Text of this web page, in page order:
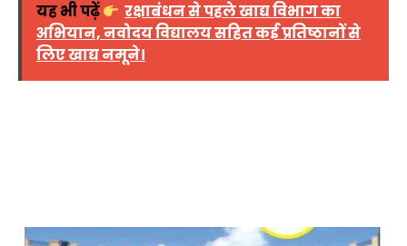
यह भी पढ़ें
रक्षाबंधन से पहले खाद्य विभाग का
अभियान, नवोदय विद्यालय सहित कई प्रतिष्ठानों से
लिए खाद्य नमूने।